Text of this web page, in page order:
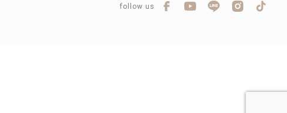
follow us